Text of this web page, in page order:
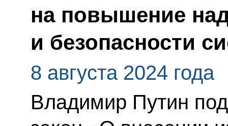
на повышение
и безопасности
8 августа 2024 года
Владимир Путин